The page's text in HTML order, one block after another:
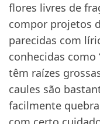
flores livres de
compor projetos
parecidas com
conhecidas como
têm raízes
caules são
facilmente